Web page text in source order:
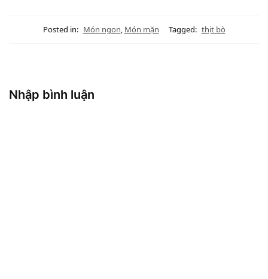
Posted in: Món ngon, Món mặn Tagged: thịt bò
Nhập bình luận